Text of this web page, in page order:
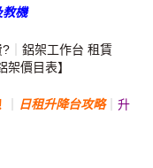
教機
? ｜鋁架工作台 租賃
架價目表】
日租升降台攻略｜升